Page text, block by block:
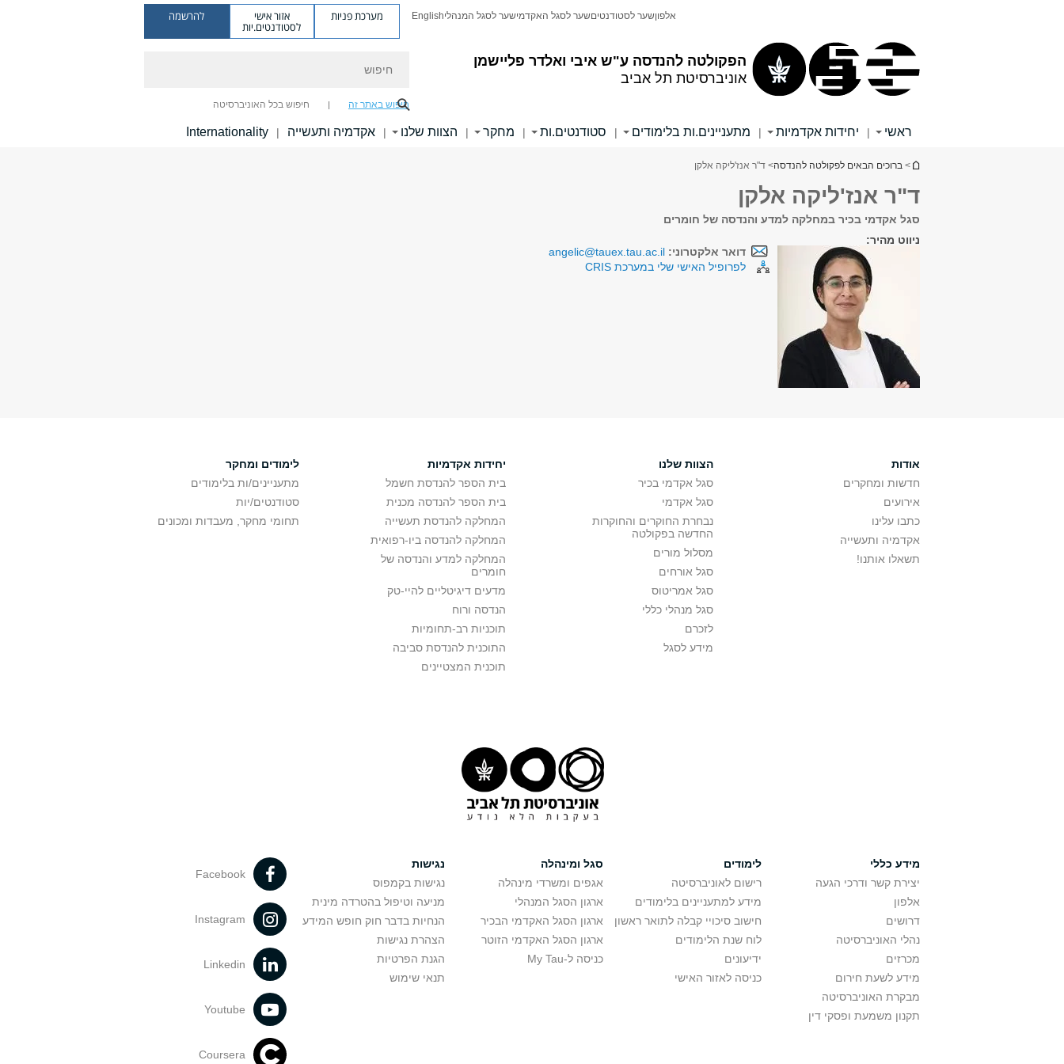
הפקולטה להנדסה ע"ש איבי ואלדר פליישמן
אוניברסיטת תל אביב
אלפוןשער לסטודנטיםשער לסגל האקדמישער לסגל המנהליEnglish מערכת פניות אזור אישי
לסטודנטים.יות
להרשמה
חיפוש באתר זה חיפוש בכל האוניברסיטה
ראשי | יחידות אקדמיות | מתעניינים.ות בלימודים | סטודנטים.ות | מחקר | הצוות שלנו | אקדמיה ותעשייה |
Internationality
הינך נמצא כאן
> ברוכים הבאים לפקולטה להנדסה> ד"ר אנז'ליקה אלקן
ד"ר אנז'ליקה אלקן
סגל אקדמי בכיר במחלקה למדע והנדסה של חומרים
ניווט מהיר:
דואר אלקטרוני: angelic@tauex.tau.ac.il
לפרופיל האישי שלי במערכת CRIS
אודות
חדשות ומחקרים
אירועים
כתבו עלינו
אקדמיה ותעשייה
תשאלו אותנו!
הצוות שלנו
סגל אקדמי בכיר
סגל אקדמי
נבחרת החוקרים והחוקרות
החדשה בפקולטה
מסלול מורים
סגל אורחים
סגל אמריטוס
סגל מנהלי כללי
לזכרם
מידע לסגל
יחידות אקדמיות
בית הספר להנדסת חשמל
בית הספר להנדסה מכנית
המחלקה להנדסת תעשייה
המחלקה להנדסה ביו-רפואית
המחלקה למדע והנדסה של
חומרים
מדעים דיגיטליים להיי-טק
הנדסה ורוח
תוכניות רב-תחומיות
התוכנית להנדסת סביבה
תוכנית המצטיינים
לימודים ומחקר
מתעניינים/ות בלימודים
סטודנטים/יות
תחומי מחקר, מעבדות ומכונים
מידע כללי
יצירת קשר ודרכי הגעה
אלפון
דרושים
נהלי האוניברסיטה
מכרזים
מידע לשעת חירום
מבקרת האוניברסיטה
תקנון משמעת ופסקי דין
לימודים
רישום לאוניברסיטה
מידע למתעניינים בלימודים
חישוב סיכויי קבלה לתואר ראשון
לוח שנת הלימודים
ידיעונים
כניסה לאזור האישי
סגל ומינהלה
אגפים ומשרדי מינהלה
ארגון הסגל המנהלי
ארגון הסגל האקדמי הבכיר
ארגון הסגל האקדמי הזוטר
כניסה ל-My Tau
נגישות
נגישות בקמפוס
מניעה וטיפול בהטרדה מינית
הנחיות בדבר חוק חופש המידע
הצהרת נגישות
הגנת הפרטיות
תנאי שימוש
Facebook
Instagram
Linkedin
Youtube
Coursera